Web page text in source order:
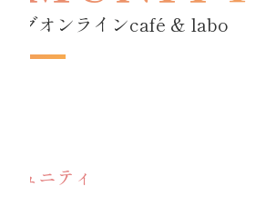
ングオンラインcafé & labo
ュニティ